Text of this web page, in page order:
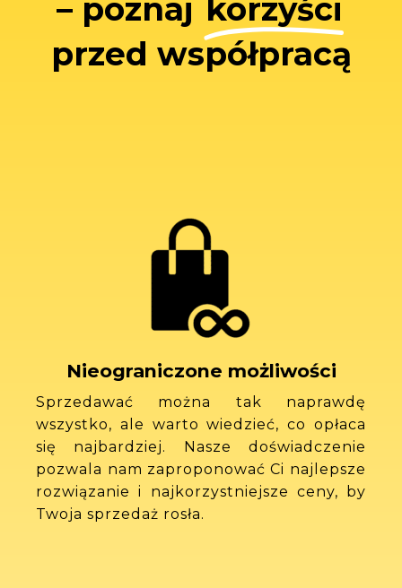
– poznaj korzyści
przed współpracą
Nieograniczone możliwości
Sprzedawać można tak naprawdę
wszystko, ale warto wiedzieć, co opłaca
się najbardziej. Nasze doświadczenie
pozwala nam zaproponować Ci najlepsze
rozwiązanie i najkorzystniejsze ceny, by
Twoja sprzedaż rosła.